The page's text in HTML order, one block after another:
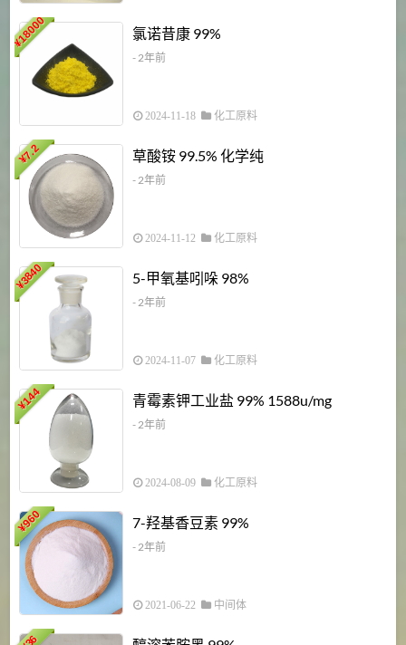
¥
18000 氯诺昔康 99%
- 2年前
2024-11-18 化工原料
¥
7.2 草酸铵 99.5% 化学纯
- 2年前
2024-11-12 化工原料
¥
3840 5-甲氧基吲哚 98%
- 2年前
2024-11-07 化工原料
¥
144 青霉素钾工业盐 99% 1588u/mg
- 2年前
2024-08-09 化工原料
¥
960 7-羟基香豆素 99%
- 2年前
2021-06-22 中间体
36